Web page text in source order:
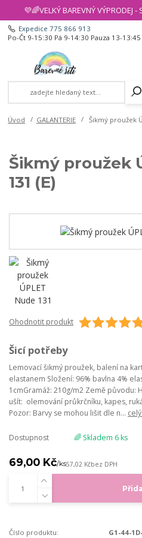
💜🌈VELKÝ BAREVNÝ
Expedice 775 866 913
Po-Čt 9-15:30 Pá 9-14:30 Pauza 13-13:45
Úvod GALANTERIE Šikmý proužek
Šikmý proužek
131 (E)
Ohodnotit produkt
Šicí potřeby
Lemovací šikmý proužek, balení na
elastanem Složení: 96% bavlna 4%
1cmGramáž: 210g/m2 Země původu:
ušít: olemování průkrčníku, kapes,
Pozor: Barvy se mohou lišit dle n...
Dostupnost 🌈 Skladem 6 ks
69,00 Kč/ks57,02 Kčbez DPH
Číslo produktu:
G1-44-